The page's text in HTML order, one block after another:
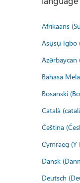
Afrikaans
Asụsụ Igbo
Azərbaycan
Bahasa
Bosanski
Català
Čeština
Cymraeg (Y
Dansk
Deutsch